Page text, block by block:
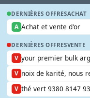
DERNIÈRES OFFRESACHAT
A Achat et vente d'or
DERNIÈRES OFFRESVENTE
V your premier bulk
V noix de karité, nous
V thé vert 9380 8147